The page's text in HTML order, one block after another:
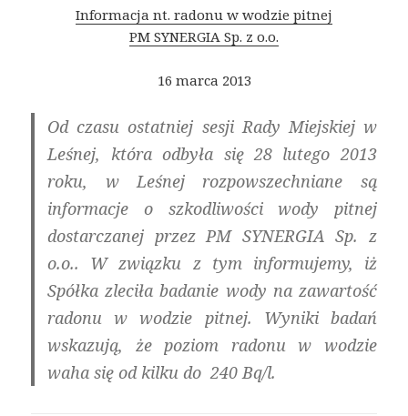
Informacja nt. radonu w wodzie pitnej
PM SYNERGIA Sp. z o.o.
16 marca 2013
Od czasu ostatniej sesji Rady Miejskiej w
Leśnej, która odbyła się 28 lutego 2013
roku, w Leśnej rozpowszechniane są
informacje o szkodliwości wody pitnej
dostarczanej przez PM SYNERGIA Sp. z
o.o.. W związku z tym informujemy, iż
Spółka zleciła badanie wody na zawartość
radonu w wodzie pitnej. Wyniki badań
wskazują, że poziom radonu w wodzie
waha się od kilku do 240 Bq/l.